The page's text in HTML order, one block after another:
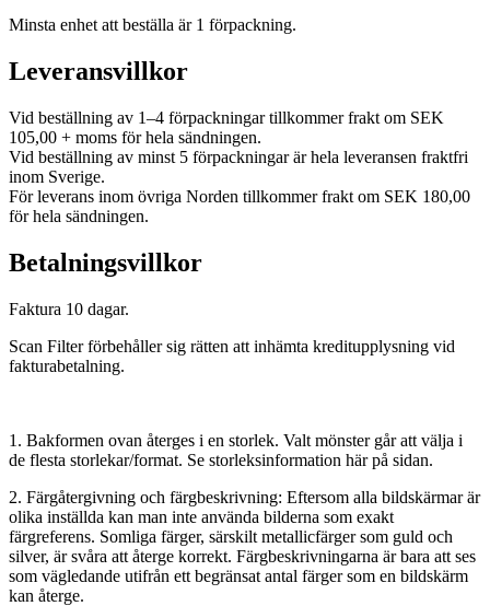
Minsta enhet att beställa är 1 förpackning.
Leveransvillkor
Vid beställning av 1–4 förpackningar tillkommer frakt om SEK
105,00 + moms för hela sändningen.
Vid beställning av minst 5 förpackningar är hela leveransen fraktfri
inom Sverige.
För leverans inom övriga Norden tillkommer frakt om SEK 180,00
för hela sändningen.
Betalningsvillkor
Faktura 10 dagar.
Scan Filter förbehåller sig rätten att inhämta kreditupplysning vid
fakturabetalning.
1. Bakformen ovan återges i en storlek. Valt mönster går att välja i
de flesta storlekar/format. Se storleksinformation här på sidan.
2. Färgåtergivning och färgbeskrivning: Eftersom alla bildskärmar är
olika inställda kan man inte använda bilderna som exakt
färgreferens. Somliga färger, särskilt metallicfärger som guld och
silver, är svåra att återge korrekt. Färgbeskrivningarna är bara att ses
som vägledande utifrån ett begränsat antal färger som en bildskärm
kan återge.